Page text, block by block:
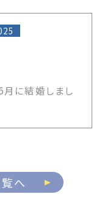
に結婚しまし
へ